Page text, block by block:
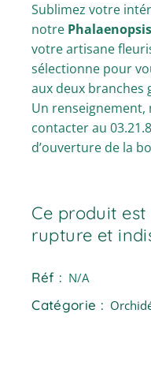
Sublimez votre
notre
votre artisane
sélectionne pour
aux deux branches
Un renseignement,
contacter au
d’ouverture de la
Ce produit
rupture et
Réf : N/A
Catégorie :